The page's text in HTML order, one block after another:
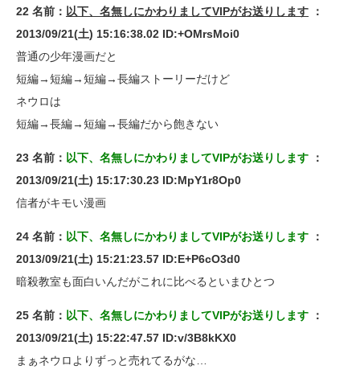
22 名前： 以下、名無しにかわりましてVIPがお送りします ：
2013/09/21(土) 15:16:38.02 ID:+OMrsMoi0
普通の少年漫画だと
短編→短編→短編→長編ストーリーだけど
ネウロは
短編→長編→短編→長編だから飽きない
23 名前： 以下、名無しにかわりましてVIPがお送りします ：
2013/09/21(土) 15:17:30.23 ID:MpY1r8Op0
信者がキモい漫画
24 名前： 以下、名無しにかわりましてVIPがお送りします ：
2013/09/21(土) 15:21:23.57 ID:E+P6cO3d0
暗殺教室も面白いんだがこれに比べるといまひとつ
25 名前： 以下、名無しにかわりましてVIPがお送りします ：
2013/09/21(土) 15:22:47.57 ID:v/3B8kKX0
まぁネウロよりずっと売れてるがな…